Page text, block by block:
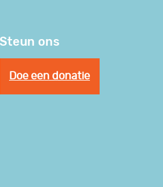
Steun ons
Doe een donatie